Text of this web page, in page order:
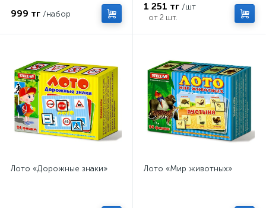
999 тг /набор
1 251 тг /шт
от 2 шт.
Лото «Дорожные знаки» Лото «Мир животных»